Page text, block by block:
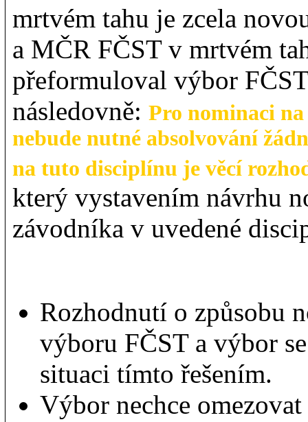
mrtvém tahu je zcela
a MČR FČST v mrtvém
přeformuloval výbor
následovně: Pro nominaci
nebude nutné absolvování
na tuto disciplínu je věcí
který vystavením návrhu
závodníka v uvedené
Rozhodnutí o způsobu
výboru FČST a výbor
situaci tímto řešením.
Výbor nechce